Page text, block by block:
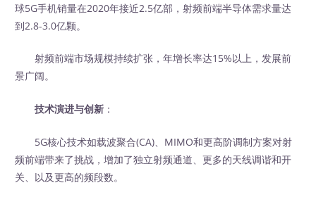
球5G手机销量在2020年接近2.5亿部，射频前端半导体需求量达
到2.8-3.0亿颗。
射频前端市场规模持续扩张，年增长率达15%以上，发展前
景广阔。
技术演进与创新 ：
5G核心技术如载波聚合(CA)、MIMO和更高阶调制方案对射
频前端带来了挑战，增加了独立射频通道、更多的天线调谐和开
关、以及更高的频段数。